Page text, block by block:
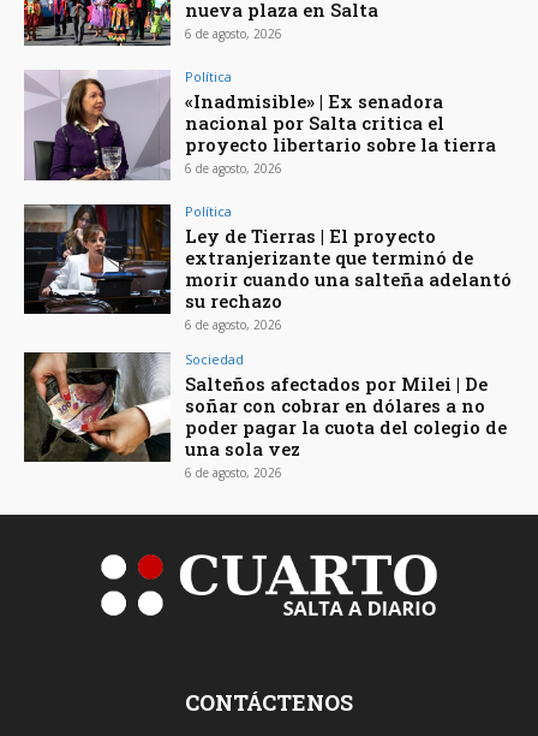
nueva plaza en Salta
6 de agosto, 2026
Política
«Inadmisible» | Ex senadora
nacional por Salta critica el
proyecto libertario sobre la tierra
6 de agosto, 2026
Política
Ley de Tierras | El proyecto
extranjerizante que terminó de
morir cuando una salteña adelantó
su rechazo
6 de agosto, 2026
Sociedad
Salteños afectados por Milei | De
soñar con cobrar en dólares a no
poder pagar la cuota del colegio de
una sola vez
6 de agosto, 2026
CONTÁCTENOS